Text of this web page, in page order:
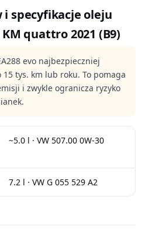
i specyfikacje oleju
quattro 2021 (B9)
evo najbezpieczniej
15 tys. km lub roku. To pomaga
i zwykle ogranicza ryzyko
~5.0 l · VW 507.00 0W-30
7.2 l · VW G 055 529 A2